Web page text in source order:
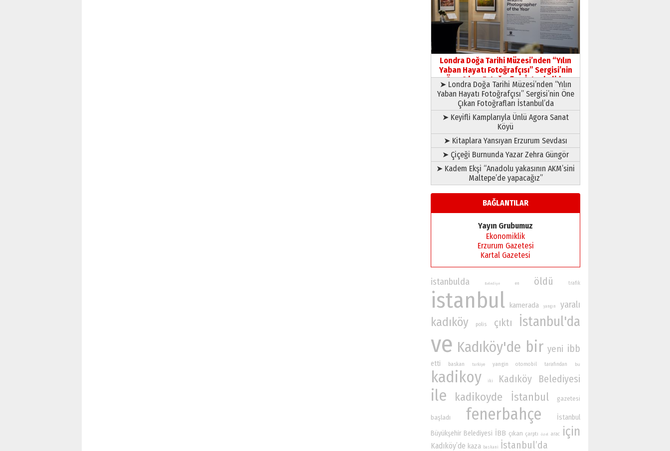
HAVVA’NIN ÜÇ KIZI
09 Temmuz 2026 Perşembe
Yusuf POLAT
Şampiyonluk Sebahattin
Şirin’e yazar
11 Mayıs 2026 Pazartesi
Londra Doğa Tarihi Müzesi’nden “Yılın
Yaban Hayatı Fotoğrafçısı” Sergisi’nin
Öne Çıkan Fotoğrafları İstanbul’da
➤ Londra Doğa Tarihi Müzesi’nden “Yılın
Yaban Hayatı Fotoğrafçısı” Sergisi’nin Öne
Çıkan Fotoğrafları İstanbul’da
➤ Keyifli Kamplarıyla Ünlü Agora Sanat
Köyü
➤ Kitaplara Yansıyan Erzurum Sevdası
➤ Çiçeği Burnunda Yazar Zehra Güngör
➤ Kadem Ekşi “Anadolu yakasının AKM’sini
Maltepe’de yapacağız”
BAĞLANTILAR
Yayın Grubumuz
Ekonomiklik
Erzurum Gazetesi
Kartal Gazetesi
istanbulda Belediye en öldü trafik
istanbul kamerada yangın yaralı
kadıköy polis çıktı İstanbul'da
ve Kadıköy'de bir yeni ibb
etti baskan turkiye yangin otomobil tarafından bu
kadikoy iki Kadıköy Belediyesi
ile kadikoyde İstanbul gazetesi
başladı fenerbahçe
İstanbul
Büyükşehir Belediyesi İBB çıkan çarptı özel arac için
Kadıköy’de kaza baskani İstanbul’da